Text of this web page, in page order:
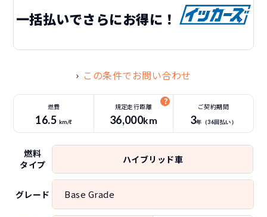
一括払いでさらにお得に！
この条件でお問い合わせ
燃費
16.5 km/ℓ
規定走行距離
36,000km
ご契約期間
3年（36回払い）
燃料
タイプ
ハイブリッド車
グレード Base Grade